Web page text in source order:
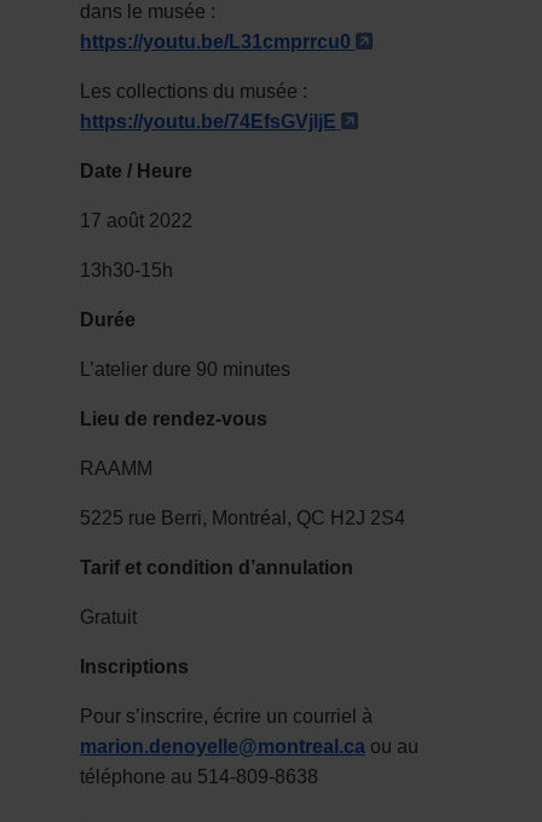
dans le musée :
https://youtu.be/L31cmprrcu0
- Cet hyperlien
Les collections du musée :
https://youtu.be/74EfsGVjljE
- Cet hyperlien
Date / Heure
17 août 2022
13h30-15h
Durée
L’atelier dure 90 minutes
Lieu de rendez-vous
RAAMM
5225 rue Berri, Montréal, QC H2J 2S4
Tarif et condition d’annulation
Gratuit
Inscriptions
Pour s’inscrire, écrire un courriel à
marion.denoyelle@montreal.ca ou au
téléphone au 514-809-8638